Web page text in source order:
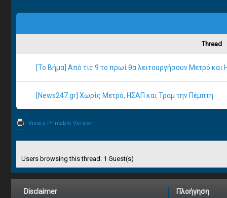
Thread
[Το Βήμα] Από τις 9 το πρωί θα λειτουργήσουν Μετρό και
[News247.gr] Χωρίς Μετρό, ΗΣΑΠ και Τραμ την Πέμπτη
View a Printable Version
Users browsing this thread: 1 Guest(s)
Disclaimer
Πλοήγηση